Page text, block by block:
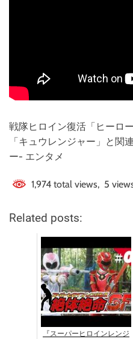
戦隊ヒロイン復活「ヒーロ
「キュウレンジャー」と関
ー- エンタメ
1,974 total views, 5
Related posts:
『スーパーヒロインレンジ